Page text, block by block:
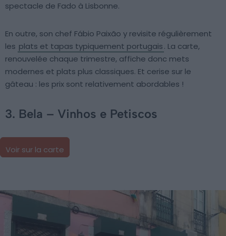
spectacle de Fado à Lisbonne.
En outre, son chef Fábio Paixão y revisite régulièrement
les plats et tapas typiquement portugais. La carte,
renouvelée chaque trimestre, affiche donc mets
modernes et plats plus classiques. Et cerise sur le
gâteau : les prix sont relativement abordables !
3. Bela – Vinhos e Petiscos
Voir sur la carte